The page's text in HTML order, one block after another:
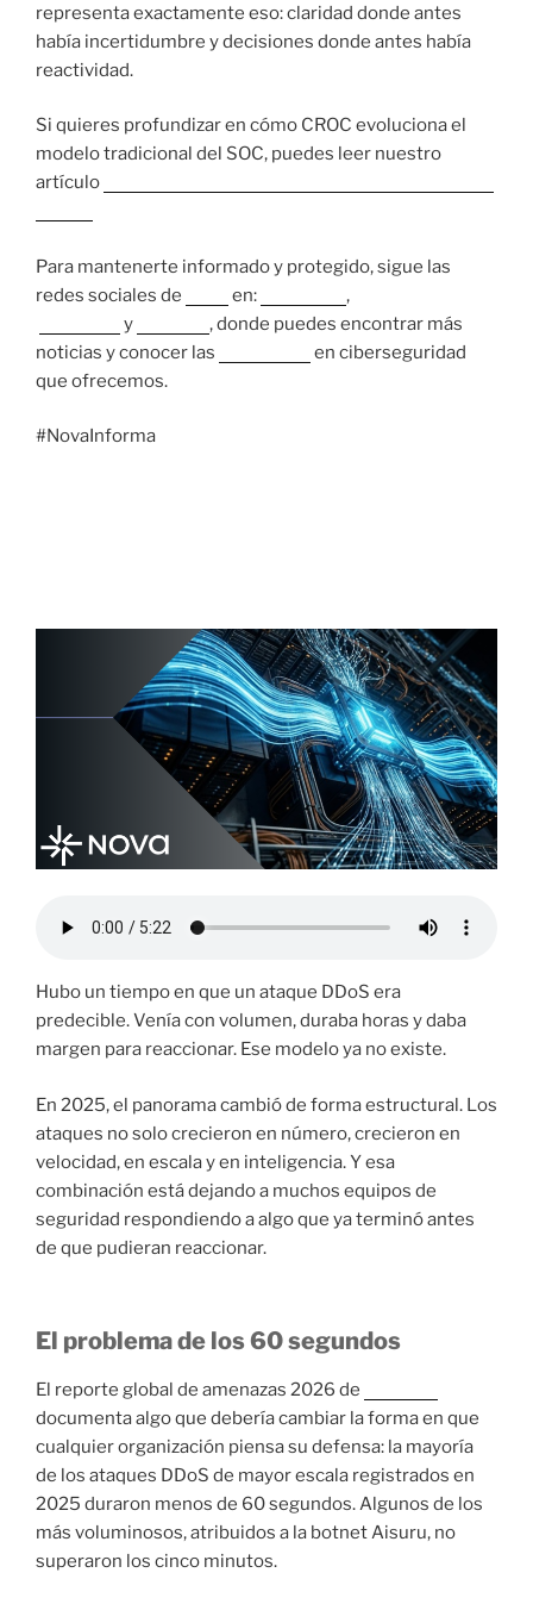
representa exactamente eso: claridad donde antes
había incertidumbre y decisiones donde antes había
reactividad.
Si quieres profundizar en cómo CROC evoluciona el
modelo tradicional del SOC, puedes leer nuestro
artículo
Para mantenerte informado y protegido, sigue las
redes sociales de
en:
,
y
, donde puedes encontrar más
noticias y conocer las
en ciberseguridad
que ofrecemos.
#NovaInforma
Hubo un tiempo en que un ataque DDoS era
predecible. Venía con volumen, duraba horas y daba
margen para reaccionar. Ese modelo ya no existe.
En 2025, el panorama cambió de forma estructural. Los
ataques no solo crecieron en número, crecieron en
velocidad, en escala y en inteligencia. Y esa
combinación está dejando a muchos equipos de
seguridad respondiendo a algo que ya terminó antes
de que pudieran reaccionar.
El problema de los 60 segundos
El reporte global de amenazas 2026 de
documenta algo que debería cambiar la forma en que
cualquier organización piensa su defensa: la mayoría
de los ataques DDoS de mayor escala registrados en
2025 duraron menos de 60 segundos. Algunos de los
más voluminosos, atribuidos a la botnet Aisuru, no
superaron los cinco minutos.